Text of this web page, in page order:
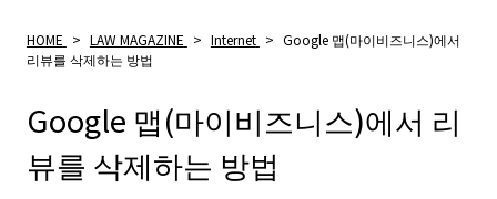
HOME > LAW MAGAZINE > Internet > Google 맵(마이비즈니스)에서
리뷰를 삭제하는 방법
Google 맵(마이비즈니스)에서 리
뷰를 삭제하는 방법